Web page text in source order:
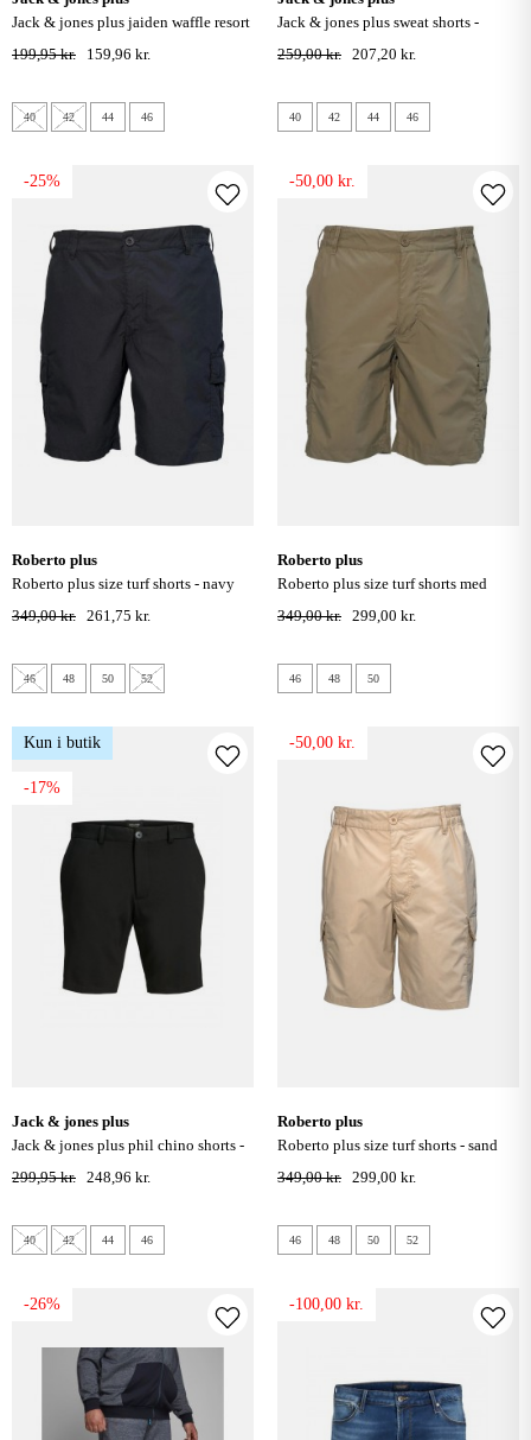
jack & jones plus jaiden waffle resort
shorts - vetiver
199,95 kr. 159,96 kr.
40 42 44 46
jack & jones plus sweat shorts -
mørkegrå meleret
259,00 kr. 207,20 kr.
40 42 44 46
-25%
roberto plus
roberto plus size turf shorts - navy
349,00 kr. 261,75 kr.
46 48 50 52
-50,00 kr.
roberto plus
roberto plus size turf shorts med
sidelommer - oliven
349,00 kr. 299,00 kr.
46 48 50
Kun i butik
-17%
jack & jones plus
jack & jones plus phil chino shorts -
sort
299,95 kr. 248,96 kr.
40 42 44 46
-50,00 kr.
roberto plus
roberto plus size turf shorts - sand
349,00 kr. 299,00 kr.
46 48 50 52
-26% -100,00 kr.